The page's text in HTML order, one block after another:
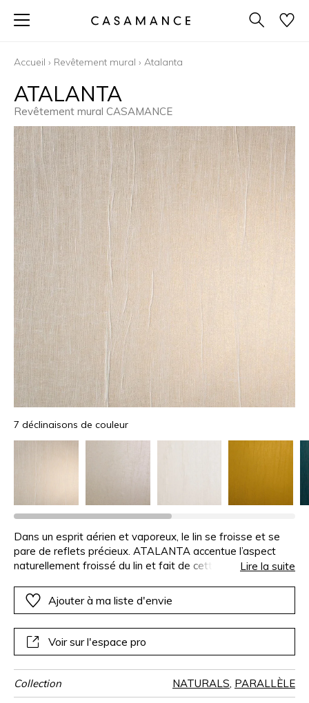
Accueil › Revêtement mural › Atalanta
ATALANTA
Revêtement mural CASAMANCE
7 déclinaisons de couleur
Dans un esprit aérien et vaporeux, le lin se froisse et se
pare de reflets précieux. ATALANTA accentue l’aspect
naturellement froissé du lin et fait de cette singularité un
sa forme initiale, le voile est aussitôt contrecollée sur un
foil métallisé. Les irrégularités et le mouvement
aspect profondément vivant. Aux côtés des intemporels,
la gamme colorielle s’enrichit de cinq nouvelles teintes.
Lire la suite
Ajouter à ma liste d'envie
Voir sur l'espace pro
Collection NATURALS, PARALLÈLE